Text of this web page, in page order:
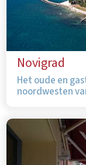
Novigrad
Het oude en
noordwesten